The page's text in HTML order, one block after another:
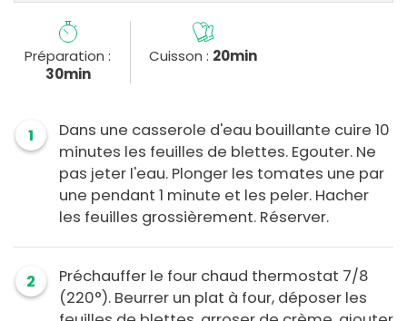
Préparation :
30min
Cuisson : 20min
1
Dans une casserole d'eau bouillante cuire 10
minutes les feuilles de blettes. Egouter. Ne
pas jeter l'eau. Plonger les tomates une par
une pendant 1 minute et les peler. Hacher
les feuilles grossièrement. Réserver.
2
Préchauffer le four chaud thermostat 7/8
(220°). Beurrer un plat à four, déposer les